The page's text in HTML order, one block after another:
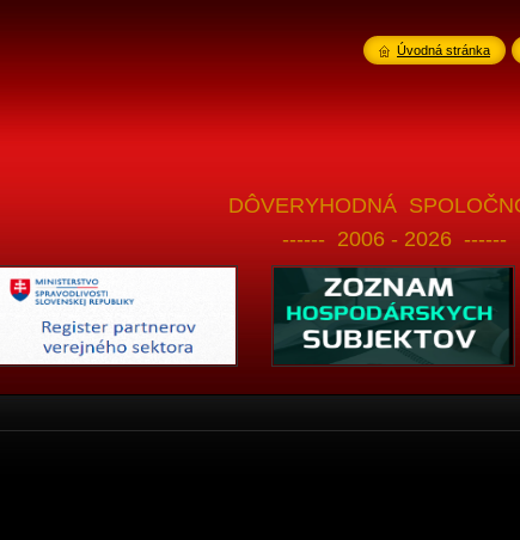
DÔVERYHODNÁ
------ 2006 - 2026 ------
Úvodná stránka